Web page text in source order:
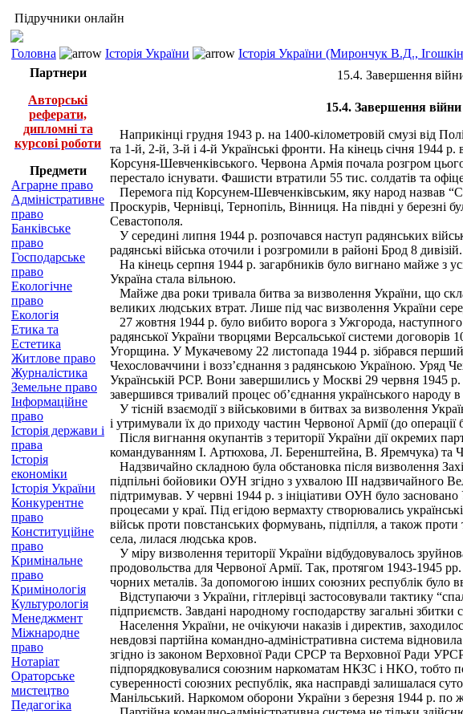
Підручники онлайн
Головна Історія України Історія України (Мирончук В.Д.,
Партнери
Авторські
реферати,
дипломні та
курсові роботи
Предмети
Аграрне право
Адміністративне
право
Банківське
право
Господарське
право
Екологічне
право
Екологія
Етика та
Естетика
Житлове право
Журналістика
Земельне право
Інформаційне
право
Історія держави і
права
Історія
економіки
Історія України
Конкурентне
право
Конституційне
право
Кримінальне
право
Кримінологія
Культурологія
Менеджмент
Міжнародне
право
Нотаріат
Ораторське
мистецтво
Педагогіка
15.4. Завершення
15.4. Завершення війни
Наприкінці грудня 1943 р. на 1400-кілометровій смузі від
та 1-й, 2-й, 3-й і 4-й Українські фронти. На кінець січня 1944 р.
Корсуня-Шевченківського. Червона Армія почала розгром
перестало існувати. Фашисти втратили 55 тис. солдатів та
Перемога під Корсунем-Шевченківським, яку народ назвав
Проскурів, Чернівці, Тернопіль, Вінниця. На півдні у березні
Севастополя.
У середині липня 1944 р. розпочався наступ радянських
радянські війська оточили і розгромили в районі Брод 8
На кінець серпня 1944 р. загарбників було вигнано майже з
Україна стала вільною.
Майже два роки тривала битва за визволення України, що
великих людських втрат. Лише під час визволення України
27 жовтня 1944 р. було вибито ворога з Ужгорода, наступного
радянської України творцями Версальської системи договорів
Угорщина. У Мукачевому 22 листопада 1944 р. зібрався перший
Чехословаччини і возз’єднання з радянською Україною. Уряд
Українській РСР. Вони завершились у Москві 29 червня 1945 р.
завершився тривалий процес об’єднання українського народу
У тісній взаємодії з військовими в битвах за визволення
і утримували їх до приходу частин Червоної Армії (до
Після вигнання окупантів з території України дії окремих
командуванням І. Артюхова, Л. Беренштейна, В. Яремчука) та
Надзвичайно складною була обстановка після визволення
підпільні бойовики ОУН згідно з ухвалою III надзвичайного
підтримував. У червні 1944 р. з ініціативи ОУН було
процесами у краї. Під егідою вермахту створювались
військ проти повстанських формувань, підпілля, а також
села, лилася людська кров.
У міру визволення території України відбудовувалось
продовольства для Червоної Армії. Так, протягом 1943-1945
чорних металів. За допомогою інших союзних республік було
Відступаючи з України, гітлерівці застосовували тактику
підприємств. Завдані народному господарству загальні збитки
Населення України, не очікуючи наказів і директив,
невдовзі партійна командно-адміністративна система
згідно із законом Верховної Ради СРСР та Верховної Ради
підпорядковувалися союзним наркоматам НКЗС і НКО, тобто
суверенності союзних республік, яка насправді залишалася
Манільський. Наркомом обо­рони України з березня 1944 р. по